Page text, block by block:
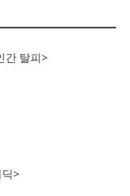
간 탈피>
>